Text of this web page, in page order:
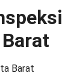
Barat